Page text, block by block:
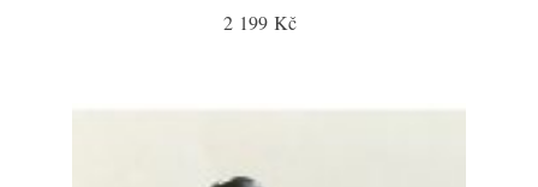
2 199 Kč